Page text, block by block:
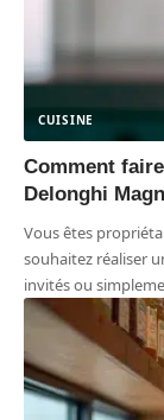
CUISINE
Comment
Delonghi
Vous êtes
souhaitez réaliser
invités ou